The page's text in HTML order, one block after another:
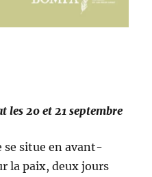
les 20 et 21 septembre
se situe en avant-
la paix, deux jours